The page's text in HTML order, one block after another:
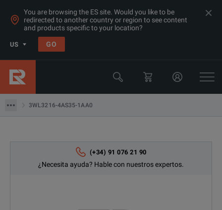
You are browsing the ES site. Would you like to be
redirected to another country or region to see content
and products specific to your location?
US GO
3WL3216-4AS35-1AA0
Calidad eléctrica y energética
Conmutadores / Pruebas de relés
(+34) 91 076 21 90
¿Necesita ayuda? Hable con nuestros expertos.